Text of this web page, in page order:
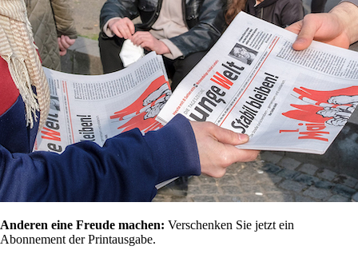
Anderen eine Freude machen: Verschenken Sie jetzt ein
Abonnement der Printausgabe.